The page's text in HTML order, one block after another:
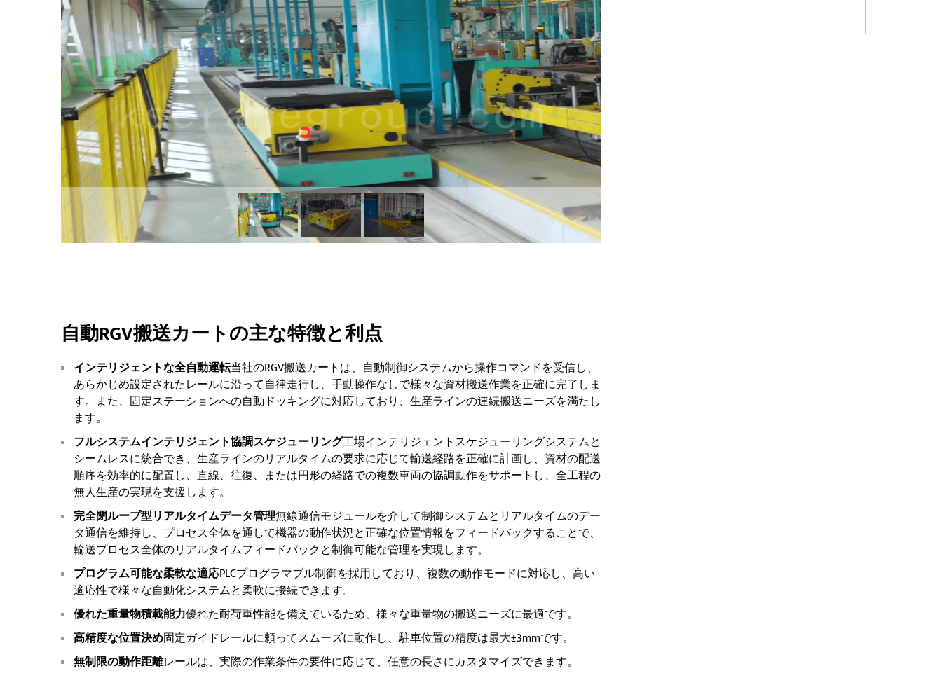
自動RGV搬送カートの主な特徴と利点
インテリジェントな全自動運転当社のRGV搬送カートは、自動制御システムから操作コマンドを受信し、
あらかじめ設定されたレールに沿って自律走行し、手動操作なしで様々な資材搬送作業を正確に完了しま
す。また、固定ステーションへの自動ドッキングに対応しており、生産ラインの連続搬送ニーズを満たし
ます。
フルシステムインテリジェント協調スケジューリング工場インテリジェントスケジューリングシステムと
シームレスに統合でき、生産ラインのリアルタイムの要求に応じて輸送経路を正確に計画し、資材の配送
順序を効率的に配置し、直線、往復、または円形の経路での複数車両の協調動作をサポートし、全工程の
無人生産の実現を支援します。
完全閉ループ型リアルタイムデータ管理無線通信モジュールを介して制御システムとリアルタイムのデー
タ通信を維持し、プロセス全体を通して機器の動作状況と正確な位置情報をフィードバックすることで、
輸送プロセス全体のリアルタイムフィードバックと制御可能な管理を実現します。
プログラム可能な柔軟な適応PLCプログラマブル制御を採用しており、複数の動作モードに対応し、高い
適応性で様々な自動化システムと柔軟に接続できます。
優れた重量物積載能力優れた耐荷重性能を備えているため、様々な重量物の搬送ニーズに最適です。
高精度な位置決め固定ガイドレールに頼ってスムーズに動作し、駐車位置の精度は最大±3mmです。
無制限の動作距離レールは、実際の作業条件の要件に応じて、任意の長さにカスタマイズできます。